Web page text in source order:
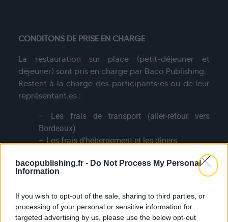
bacopublishing.fr - Do Not Process My Personal
Information
If you wish to opt-out of the sale, sharing to third parties, or
processing of your personal or sensitive information for
targeted advertising by us, please use the below opt-out
CONDITONS DE PRISE EN CHARGE
La restauration sur place (petit-déjeuner et
déjeuner) sont pris en charge par Baco Publishing.
Restent à la charge des participants·es ou de leur
représentant.es :
– Les frais de transport (aller-retour vers
Bordeaux)
– Les frais d’hébergement et les dîners
MODALITÉS DE CANDIDATURE
formulaire en ligne ci-dessous :
*[LIEN VERS LE FORMULAIRE D’INSCRIPTION]*